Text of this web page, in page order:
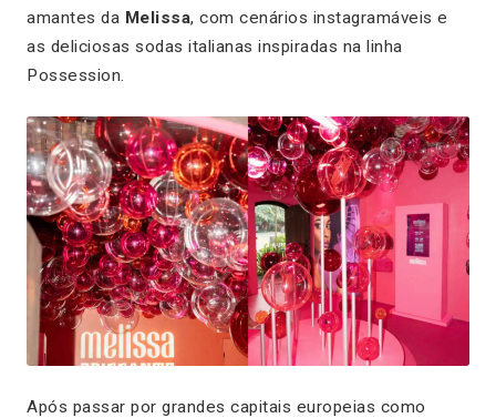
amantes da Melissa, com cenários instagramáveis e
as deliciosas sodas italianas inspiradas na linha
Possession.
Após passar por grandes capitais europeias como